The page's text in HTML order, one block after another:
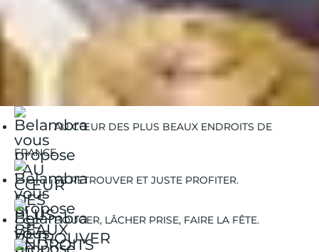
Belambra Clubs
Nos destinations | Belambra
Résidence vacances à Hyères
AU CŒUR DES PLUS BEAUX ENDROITS DE
FRANCE.
SE RETROUVER ET JUSTE PROFITER.
BOUGER, LÂCHER PRISE, FAIRE LA FÊTE.